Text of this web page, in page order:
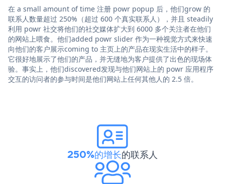
在 a small amount of time 注册 powr popup 后，他们grow 的
联系人数量超过 250%（超过 600 个真实联系人），并且 steadily
利用 powr 社交将他们的社交媒体扩大到 6000 多个关注者在他们
的网站上喂食。他们added powr slider 作为一种视觉方式来快速
向他们的客户展示coming to 主页上的产品在现实生活中的样子。
它很好地展示了他们的产品，并无缝地为客户提供了出色的现场体
验。事实上，他们discovered发现与他们网站上的 powr 应用程序
交互的访问者的参与时间是他们网站上任何其他人的 2.5 倍。
250%的增长的联系人